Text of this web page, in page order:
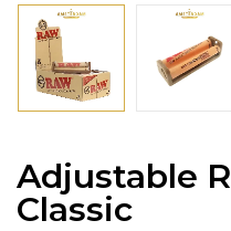
Adjustable
Classic